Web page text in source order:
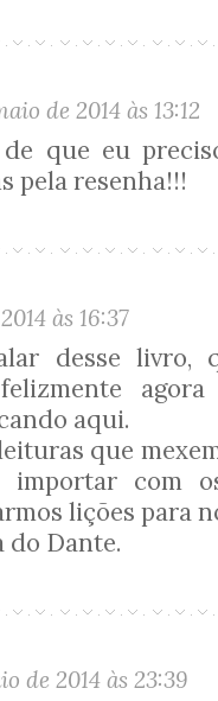
de 2014 às 13:12
que eu
pela resenha!!!
às 16:37
desse livro,
aqui.
que
com
lições para
do Dante.
de 2014 às 23:39